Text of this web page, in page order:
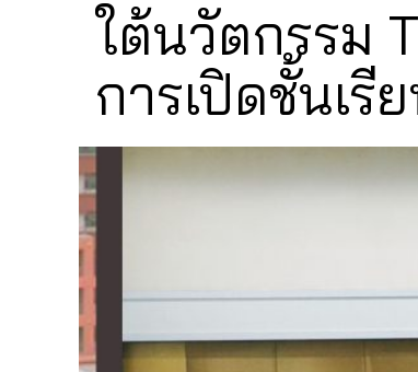
ใต้นวัตกรรม
การเปิดชั้นเรี